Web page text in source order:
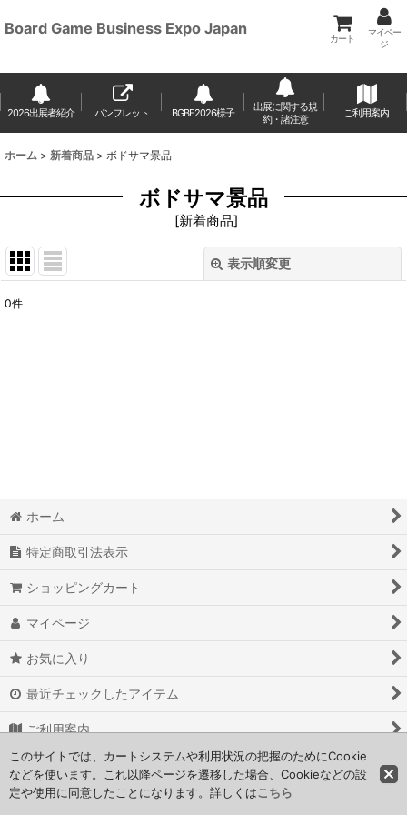
Board Game Business Expo Japan
カート
マイペー
ジ
2026出展者紹介 パンフレット BGBE2026様子
出展に関する規
約・諸注意
ご利用案内
ホーム > 新着商品 > ボドサマ景品
ボドサマ景品
[新着商品]
表示順変更
0件
ホーム
特定商取引法表示
ショッピングカート
マイページ
お気に入り
最近チェックしたアイテム
ご利用案内
お問い合わせ
このサイトでは、カートシステムや利用状況の把握のためにCookie
などを使います。これ以降ページを遷移した場合、Cookieなどの設
定や使用に同意したことになります。詳しくはこちら